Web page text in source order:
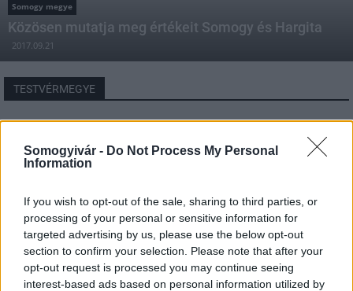
Somogyivár - Do Not Process My Personal
Information
If you wish to opt-out of the sale, sharing to third parties, or
processing of your personal or sensitive information for
targeted advertising by us, please use the below opt-out
section to confirm your selection. Please note that after your
opt-out request is processed you may continue seeing
interest-based ads based on personal information utilized by
Somogy megye
Közösen mutatja meg értékeit Somogy és Hargita
2017.09.21
TESTVÉRMEGYE
HÍRLEVÉL
Név
E-mail cím